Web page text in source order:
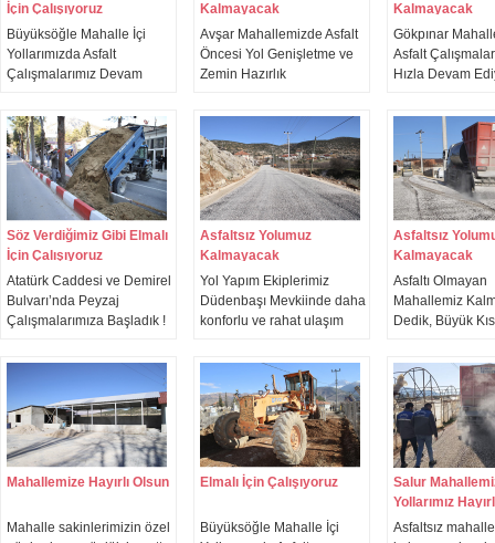
azaltıyoruz.
İçin Çalışıyoruz
Büyüksöğle Mahalle İçi
Yollarımızda Asfalt
Çalışmalarımız Devam
çalışmalarını yerinde
inceleyerek mahalle
sakinlerimizle bir araya
geldik.
Kalmayacak
Avşar Mahallemizde Asfalt
Öncesi Yol Genişletme ve
Zemin Hazırlık
Kalmayacak
Gökpınar
Asfalt
Hızla Devam
Yapım
Gökpınar
sürdürdüğü
çalışmalarını
Başkan
Şefik Cambolat
inceledik.
Söz Verdiğimiz Gibi Elmalı
İçin Çalışıyoruz
Atatürk Caddesi ve Demirel
Bulvarı’nda Peyzaj
Çalışmalarımıza Başladık !
yenilediğimiz caddemizde
gerçekleştiriyor.
Asfaltsız Yolumuz
Kalmayacak
Yol Yapım Ekiplerimiz
Düdenbaşı Mevkiinde daha
konforlu ve rahat ulaşım
genişletme ve asfalt
çalışmalarını tamamlayarak
yolumuzu
vatandaşlarımızın
kullanımına açtı.
Asfaltsız
Kalmayacak
Asfaltı Olmayan
Mahallemiz
Dedik, Büyük
Mahallelerimizi
Verdiğimiz Gibi
Mahallemize Hayırlı Olsun
Mahalle sakinlerimizin özel
Elmalı İçin Çalışıyoruz
Büyüksöğle Mahalle İçi
Salur
Yollarımız
Asfaltsız